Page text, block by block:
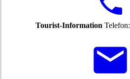
Tourist-Information Telefon: